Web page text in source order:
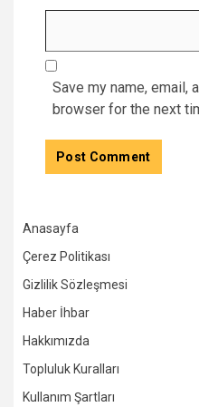
Save my name, email,
browser for the next
Anasayfa
Çerez Politikası
Gizlilik Sözleşmesi
Haber İhbar
Hakkımızda
Topluluk Kuralları
Kullanım Şartları